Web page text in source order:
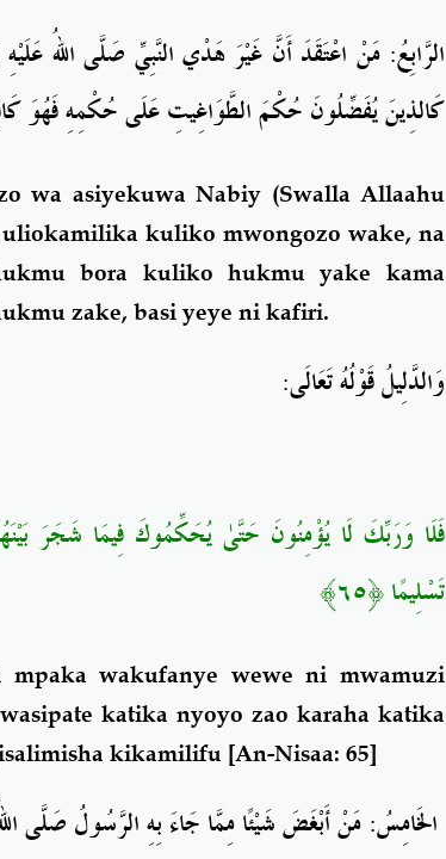
الرَّابِعُ: مَنْ اعْتَقَدَ أَنَّ غَيْرَ هَدْي النَّبِيِّ صَلَّى اللهُ
كَالذِينَ يُفَضِّلُونَ حُكْمَ الطَّوَاغِيتِ عَلَى حُكْمِهِ فَهُوَ
wa asiyekuwa Nabiy (Swalla Allaahu
kuliko mwongozo wake, na
bora kuliko hukmu yake kama
zake, basi yeye ni kafiri.
وَالدَّلِيلُ قَوْلُهُ تَعَالَى:
فَلَا وَرَبِّكَ لَا يُؤْمِنُونَ حَتَّىٰ يُحَكِّمُوكَ فِيمَا شَجَرَ
تَسْلِيمًا﴿٦٥﴾
mpaka wakufanye wewe ni mwamuzi
katika nyoyo zao karaha katika
kikamilifu [An-Nisaa: 65]
الخَامِسُ: مَنْ أَبْغَضَ شَيْئًا مِمَّا جَاءَ بِهِ الرَّسُولُ صَلَّى